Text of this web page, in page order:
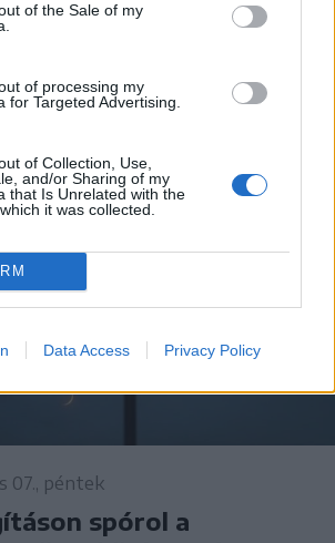
of the Sale of my
of processing my
for Targeted Advertising.
of Collection, Use,
and/or Sharing of my
that Is Unrelated with the
it was collected.
Data Access Privacy Policy
07., péntek
spórol a